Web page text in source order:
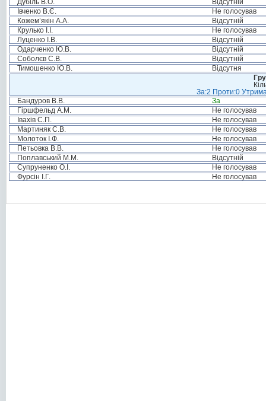
Дубіль В.О.
Відсутній
Івченко В.Є.
Не голосував
Кожем’якін А.А.
Відсутній
Крулько І.І.
Не голосував
Луценко І.В.
Відсутній
Одарченко Ю.В.
Відсутній
Соболєв С.В.
Відсутній
Тимошенко Ю.В.
Відсутня
За:2 Проти:0
Бандуров В.В.
За
Гіршфельд А.М.
Не голосував
Івахів С.П.
Не голосував
Мартиняк С.В.
Не голосував
Молоток І.Ф.
Не голосував
Петьовка В.В.
Не голосував
Поплавський М.М.
Відсутній
Супруненко О.І.
Не голосував
Фурсін І.Г.
Не голосував